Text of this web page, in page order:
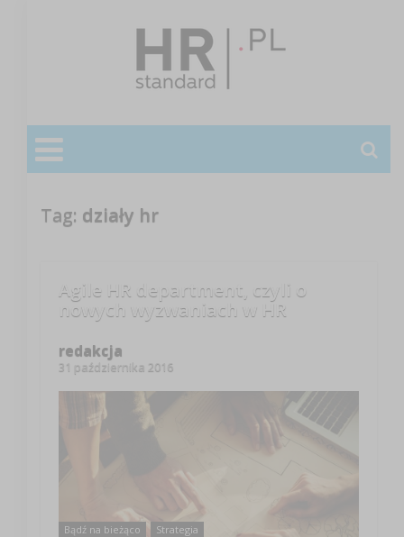
Tag: działy hr
Agile HR department, czyli o
nowych wyzwaniach w HR
redakcja
31 października 2016
Bądź na bieżąco Strategia